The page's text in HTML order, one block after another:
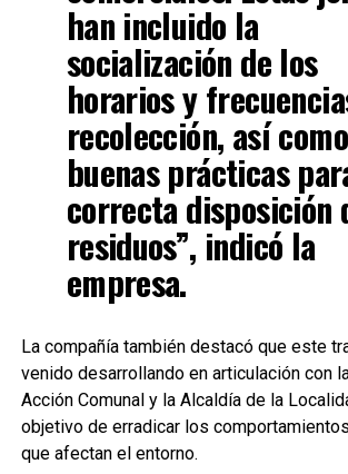
han incluido la
socialización de los
horarios y
recolección, así como
buenas prácticas
correcta disposición
residuos”, indicó la
empresa.
La compañía también destacó que este
venido desarrollando en articulación con
Acción Comunal y la Alcaldía de la
objetivo de erradicar los
que afectan el entorno.